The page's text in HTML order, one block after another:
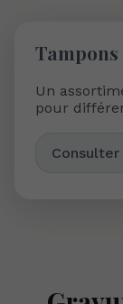
Tampons
Un
pour